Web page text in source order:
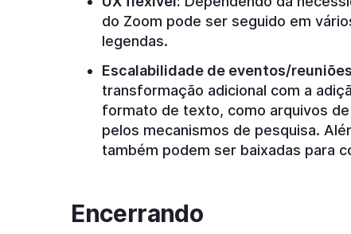
do Zoom pode ser seguido em
legendas.
Escalabilidade de eventos/reuniões
transformação adicional com a
formato de texto, como arquivos
pelos mecanismos de pesquisa.
também podem ser baixadas para
Encerrando